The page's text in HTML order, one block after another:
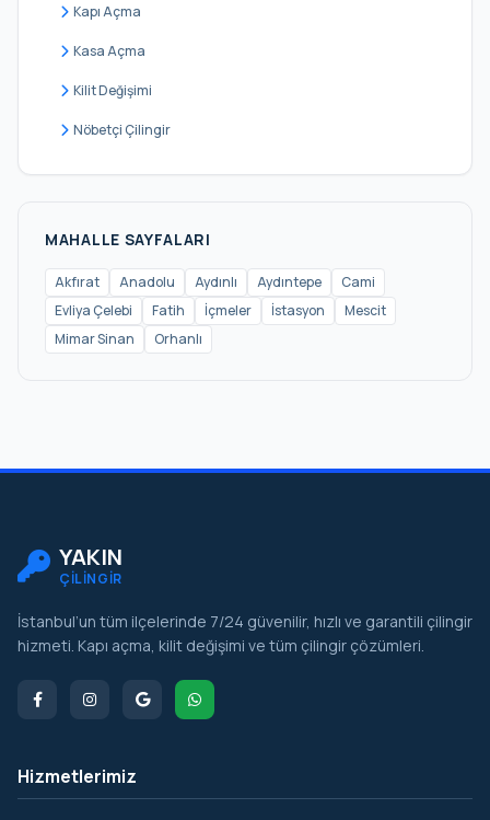
Kapı Açma
Kasa Açma
Kilit Değişimi
Nöbetçi Çilingir
MAHALLE SAYFALARI
Akfırat Anadolu Aydınlı Aydıntepe
Cami
Evliya Çelebi
Fatih İçmeler İstasyon
Mescit
Mimar Sinan
Orhanlı
YAKIN
ÇİLİNGİR
İstanbul’un tüm ilçelerinde 7/24 güvenilir, hızlı ve garantili çilingir
hizmeti. Kapı açma, kilit değişimi ve tüm çilingir çözümleri.
Hizmetlerimiz